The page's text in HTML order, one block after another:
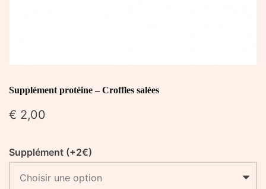
Supplément protéine – Croffles salées
€ 2,00
Supplément (+2€)